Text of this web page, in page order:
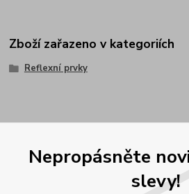
Zboží zařazeno v kategoriích
Reflexní prvky
Nepropásněte
slevy!